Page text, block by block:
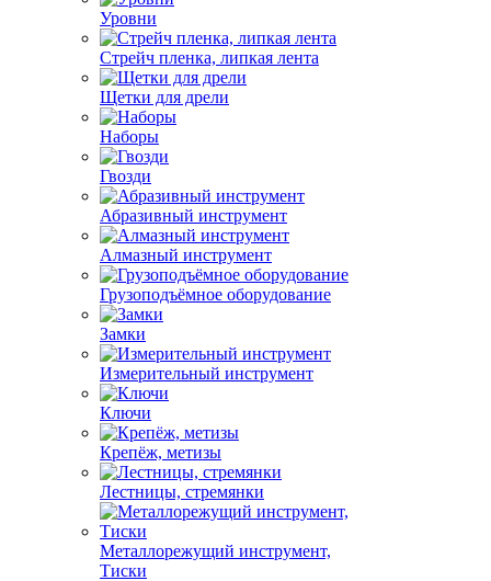
Уровни
Стрейч пленка, липкая лента
Щетки для дрели
Наборы
Гвозди
Абразивный инструмент
Алмазный инструмент
Грузоподъёмное оборудование
Замки
Измерительный инструмент
Ключи
Крепёж, метизы
Лестницы, стремянки
Металлорежущий инструмент,
Тиски